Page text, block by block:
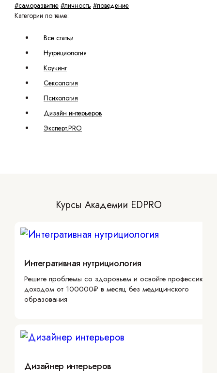
#саморазвитие #личность #поведение
Категории по теме:
Все статьи
Нутрициология
Коучинг
Сексология
Психология
Дизайн интерьеров
Эксперт.PRO
Курсы Академии EDPRO
Интегративная нутрициология
Решите проблемы со здоровьем и освойте профессию с
доходом от 100000₽ в месяц без медицинского
образования
Дизайнер интерьеров